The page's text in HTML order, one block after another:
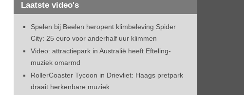
Laatste video's
Spelen bij Beelen heropent klimbeleving Spider
City: 25 euro voor anderhalf uur klimmen
Video: attractiepark in Australië heeft Efteling-
muziek omarmd
RollerCoaster Tycoon in Drievliet: Haags pretpark
draait herkenbare muziek